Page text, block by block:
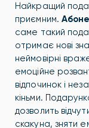
Найкращий
приємним.
саме такий
отримає нові
неймовірні
емоційне
відпочинок і
кіньми.
дозволить
скакуна, зняти